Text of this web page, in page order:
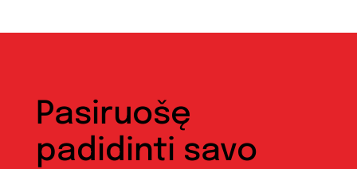
Pasiruošę
padidinti savo